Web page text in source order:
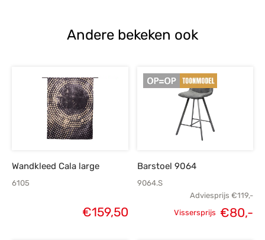
Andere bekeken ook
Wandkleed Cala large
6105
€159,50
Barstoel 9064
9064.S
Adviesprijs €119,-
Vissersprijs €80,-